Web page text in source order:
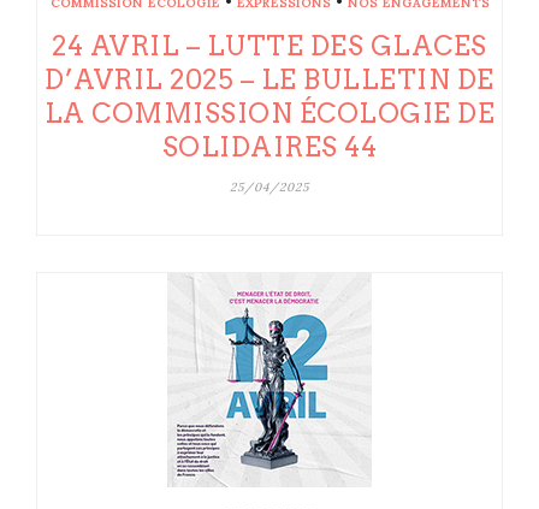
COMMISSION ECOLOGIE EXPRESSIONS NOS ENGAGEMENTS
24 AVRIL – LUTTE DES GLACES
D’AVRIL 2025 – LE BULLETIN DE
LA COMMISSION ÉCOLOGIE DE
SOLIDAIRES 44
25/04/2025